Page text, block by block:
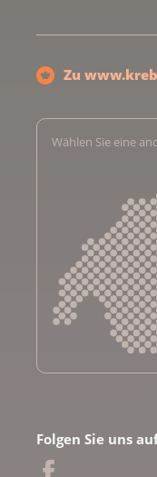
Zu
Wählen Sie eine
Krebsliga Bern
Krebsliga Freiburg
Folgen Sie uns